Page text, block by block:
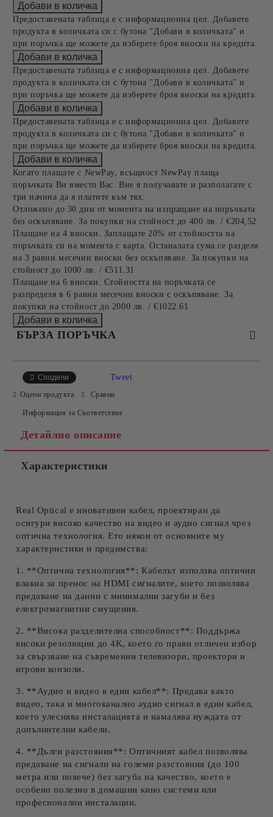
Предоставената таблица е с информационна цел. Добавете
продукта в количката си с бутона "Добави в количката" и
при поръчка ще можете да изберете броя вноски на кредита.
Предоставената таблица е с информационна цел. Добавете
продукта в количката си с бутона "Добави в количката" и
при поръчка ще можете да изберете броя вноски на кредита.
Предоставената таблица е с информационна цел. Добавете
продукта в количката си с бутона "Добави в количката" и
при поръчка ще можете да изберете броя вноски на кредита.
Когато плащате с NewPay, всъщност NewPay плаща
поръчката Ви вместо Вас. Вие я получавате и разполагате с
три начина да я платите към тях:
Отложено до 30 дни от момента на изпращане на поръчката
без оскъпяване. За покупки на стойност до 400 лв. / €204,52
Плащане на 4 вноски. Заплащате 20% от стойността на
поръчката си на момента с карта. Останалата сума се разделя
на 3 равни месечни вноски без оскъпяване. За покупки на
стойност до 1000 лв. / €511.31
Плащане на 6 вноски. Стойността на поръчката се
разпределя в 6 равни месечни вноски с оскъпяване. За
покупки на стойност до 2000 лв. / €1022.61
БЪРЗА ПОРЪЧКА
Съгласен съм с
Ние ще се свържем с вас в рамките на работния ден.
Сподели Tweet
Оцени продукта Сравни
Информация за Съответствие
Детайлно описание
Характеристики
Real Optical е иновативен кабел, проектиран да
осигури високо качество на видео и аудио сигнал чрез
оптична технология. Ето някои от основните му
характеристики и предимства:
1. **Оптична технология**: Кабелът използва оптични
влакна за пренос на HDMI сигналите, което позволява
предаване на данни с минимални загуби и без
електромагнитни смущения.
2. **Висока разделителна способност**: Поддържа
високи резолюции до 4K, което го прави отличен избор
за свързване на съвременни телевизори, проектори и
игрови конзоли.
3. **Аудио и видео в един кабел**: Предава както
видео, така и многоканално аудио сигнал в един кабел,
което улеснява инсталацията и намалява нуждата от
допълнителни кабели.
4. **Дълги разстояния**: Оптичният кабел позволява
предаване на сигнали на големи разстояния (до 100
метра или повече) без загуба на качество, което е
особено полезно в домашни кино системи или
професионални инсталации.